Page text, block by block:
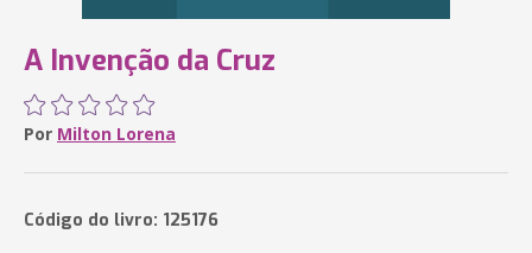
A Invenção da Cruz
Por Milton Lorena
Código do livro: 125176